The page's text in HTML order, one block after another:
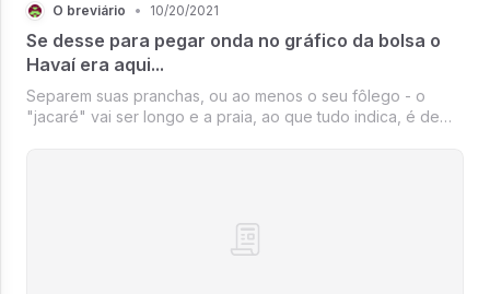
O breviário • 10/20/2021
Se desse para pegar onda no gráfico da bolsa o
Havaí era aqui...
Separem suas pranchas, ou ao menos o seu fôlego - o
"jacaré" vai ser longo e a praia, ao que tudo indica, é de